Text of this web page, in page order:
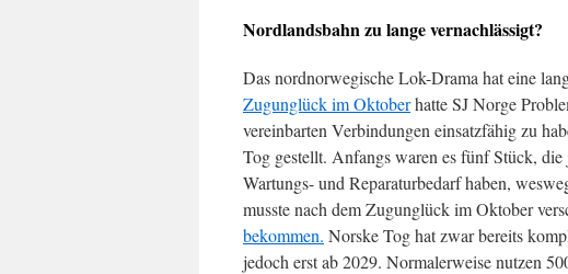
Nordlandsbahn zu lange vernachlässigt?
Das nordnorwegische Lok-Drama hat eine
Zugunglück im Oktoberhatte SJ Norge
vereinbarten Verbindungen einsatzfähig zu
Tog gestellt. Anfangs waren es fünf Stück,
Wartungs- und Reparaturbedarf haben,
musste nach dem Zugunglück im Oktober
bekommen. Norske Tog hat zwar bereits
jedoch erst ab 2029. Normalerweise nutzen